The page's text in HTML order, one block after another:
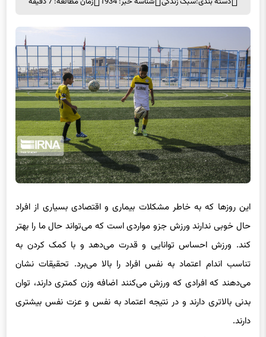
حال خوبی ندارند ورزش جزو مواردی است که می‌تواند حال ما را بهتر
کند. ورزش احساس توانایی و قدرت می‌دهد و با کمک کردن به
تناسب اندام اعتماد به نفس افراد را بالا می‌برد. تحقیقات نشان
می‌دهند که افرادی که ورزش می‌کنند اضافه وزن کمتری دارند، توان
بدنی بالاتری دارند و در نتیجه اعتماد به نفس و عزت نفس بیشتری
دارند.
کارشناسان نگران هستند که کودکان در اثر تمرین بیش از حد و